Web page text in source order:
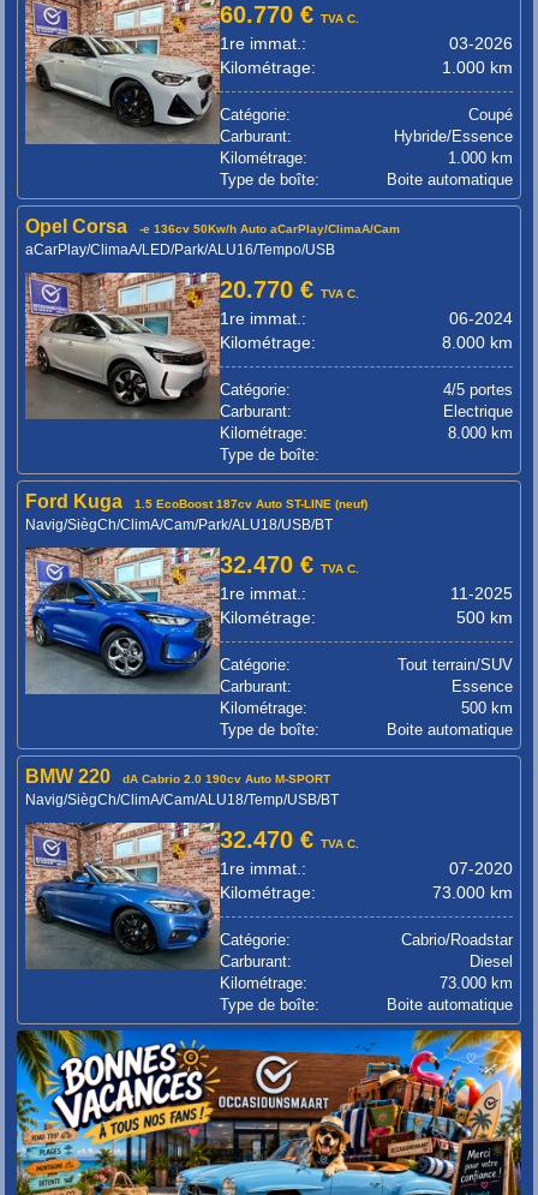
60.770 €TVA C.
1re immat.:
03-2026
Kilométrage:
1.000 km
Catégorie:
Coupé
Carburant:
Hybride/Essence
Kilométrage:
1.000 km
Type de boîte:
Boite automatique
Opel Corsa -e 136cv 50Kw/h Auto aCarPlay/ClimaA/Cam
aCarPlay/ClimaA/LED/Park/ALU16/Tempo/USB
20.770 €TVA C.
1re immat.:
06-2024
Kilométrage:
8.000 km
Catégorie:
4/5 portes
Carburant:
Electrique
Kilométrage:
8.000 km
Type de boîte:
Ford Kuga 1.5 EcoBoost 187cv Auto ST-LINE (neuf)
Navig/SiègCh/ClimA/Cam/Park/ALU18/USB/BT
32.470 €TVA C.
1re immat.:
11-2025
Kilométrage:
500 km
Catégorie:
Tout terrain/SUV
Carburant:
Essence
Kilométrage:
500 km
Type de boîte:
Boite automatique
BMW 220 dA Cabrio 2.0 190cv Auto M-SPORT
Navig/SiègCh/ClimA/Cam/ALU18/Temp/USB/BT
32.470 €TVA C.
1re immat.:
07-2020
Kilométrage:
73.000 km
Catégorie:
Cabrio/Roadstar
Carburant:
Diesel
Kilométrage:
73.000 km
Type de boîte:
Boite automatique